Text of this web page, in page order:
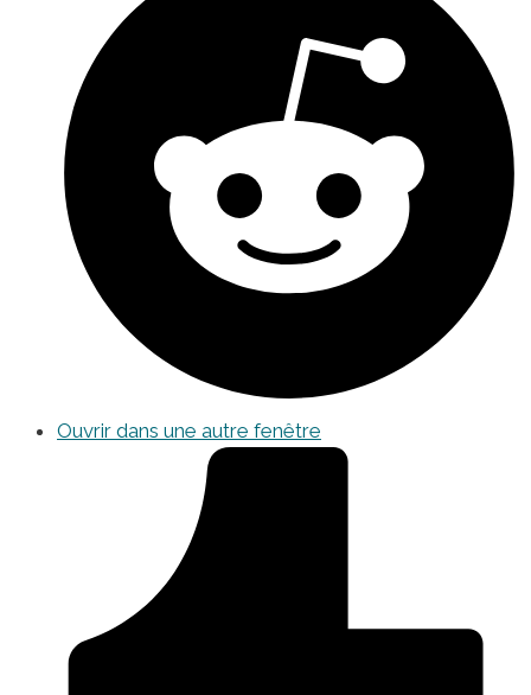
Ouvrir dans une autre fenêtre